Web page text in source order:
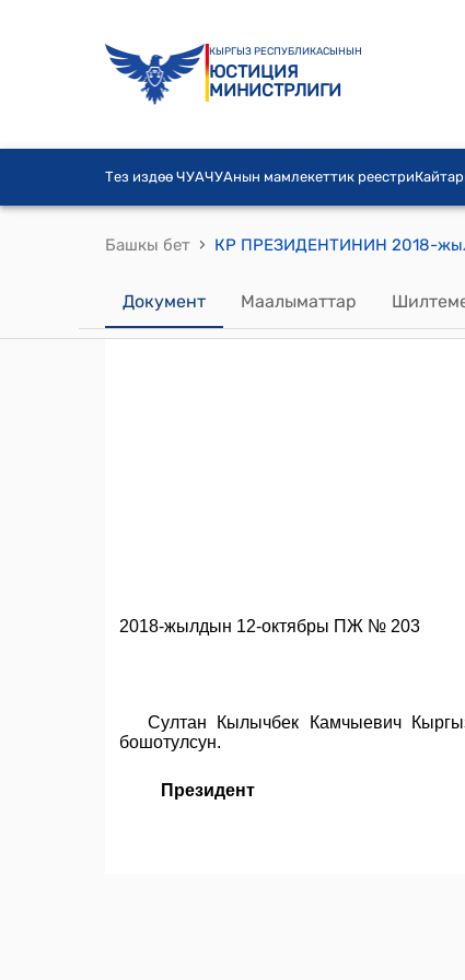
КЫРГЫЗ РЕСПУБЛИКАСЫНЫН
ЮСТИЦИЯ
МИНИСТРЛИГИ
Тез издөө ЧУАЧУАнын мамлекеттик реестри
Башкы бет ›
Документ Маалыматтар